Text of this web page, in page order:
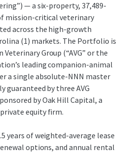
— a six-property, 37,489-
mission-critical veterinary
across the high-growth
(1) markets. The Portfolio is
Veterinary Group (“AVG” or the
leading companion-animal
a single absolute-NNN master
guaranteed by three AVG
by Oak Hill Capital, a
equity firm.
years of weighted-average lease
options, and annual rental